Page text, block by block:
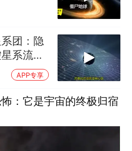
红线穿
团：隐
系流
行
APP专享
：它是宇宙的终极归宿